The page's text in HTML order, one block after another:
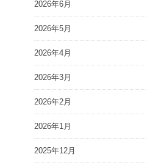
2026年6月
2026年5月
2026年4月
2026年3月
2026年2月
2026年1月
2025年12月